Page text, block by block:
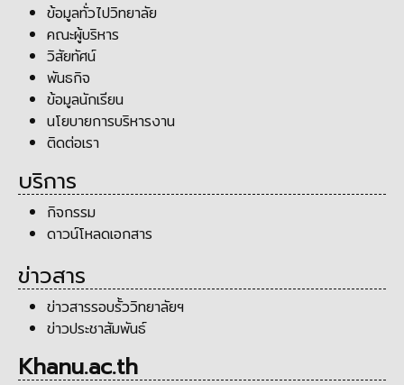
ข้อมูลทั่วไปวิทยาลัย
คณะผู้บริหาร
วิสัยทัศน์
พันธกิจ
ข้อมูลนักเรียน
นโยบายการบริหารงาน
ติดต่อเรา
บริการ
กิจกรรม
ดาวน์โหลดเอกสาร
ข่าวสาร
ข่าวสารรอบรั้ววิทยาลัยฯ
ข่าวประชาสัมพันธ์
Khanu.ac.th